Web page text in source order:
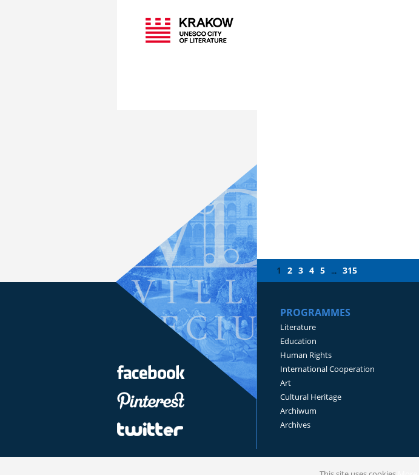
1 2 3 4 5 ... 315
PROGRAMMES
Literature
Education
Human Rights
International Cooperation
Art
Cultural Heritage
Archiwum
Archives